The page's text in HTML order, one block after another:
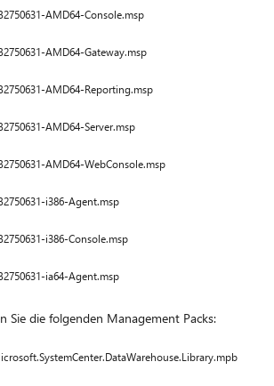
AMD64-Console.msp
AMD64-Gateway.msp
AMD64-Reporting.msp
AMD64-Server.msp
AMD64-WebConsole.msp
i386-Agent.msp
i386-Console.msp
ia64-Agent.msp
Sie die folgenden Management Packs: